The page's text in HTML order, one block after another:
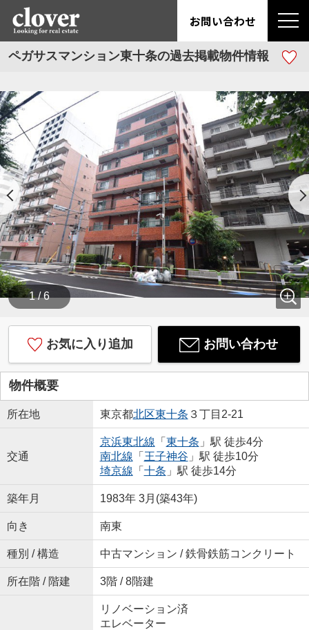
お問い合わせ
ペガサスマンション東十条の過去掲載物件情報
1 / 6
お気に入り追加 お問い合わせ
物件概要
所在地 東京都北区東十条 ３丁目2-21
交通
京浜東北線 「 東十条 」駅 徒歩4分
南北線 「 王子神谷 」駅 徒歩10分
埼京線 「 十条 」駅 徒歩14分
築年月 1983年 3月(築43年)
向き 南東
種別 / 構造 中古マンション / 鉄骨鉄筋コンクリート
所在階 / 階建 3階 / 8階建
リノベーション済
エレベーター